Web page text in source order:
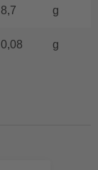
8,7 g
0,08 g